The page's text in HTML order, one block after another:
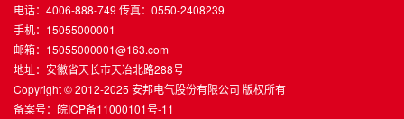
电话：4006-888-749 传真：0550-2408239
手机：15055000001
邮箱：15055000001@163.com
地址：安徽省天长市天冶北路288号
Copyright © 2012-2025 安邦电气股份有限公司 版权所有
备案号： 皖ICP备11000101号-11